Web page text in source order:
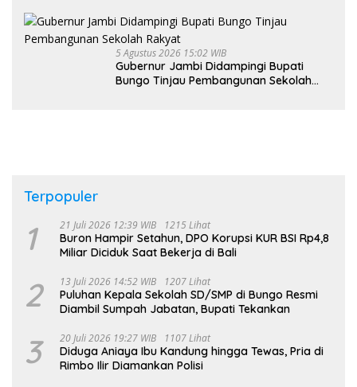
5 Agustus 2026 15:02 WIB
Gubernur Jambi Didampingi Bupati
Bungo Tinjau Pembangunan Sekolah
Terpopuler
1 21 Juli 2026 12:39 WIB 1215 Lihat
Buron Hampir Setahun, DPO Korupsi KUR BSI Rp4,8
Miliar Diciduk Saat Bekerja di Bali
2 13 Juli 2026 14:52 WIB 1207 Lihat
Puluhan Kepala Sekolah SD/SMP di Bungo Resmi
Diambil Sumpah Jabatan, Bupati Tekankan
3 20 Juli 2026 19:27 WIB 1107 Lihat
Diduga Aniaya Ibu Kandung hingga Tewas, Pria di
Rimbo Ilir Diamankan Polisi